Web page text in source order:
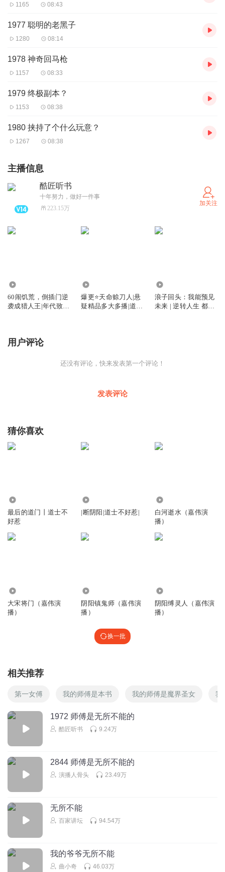
1165 08:43
1977 聪明的老黑子
1280 08:14
1978 神奇回马枪
1157 08:33
1979 终极副本？
1153 08:38
1980 挟持了个什么玩意？
1267 08:38
主播信息
酷匠听书
十年努力，做好一件事
223.15万
加关注
60闹饥荒，倒插门逆
袭成猎人王|年代致
爆更⭐天命赊刀人|悬
疑精品多大多播|道士
浪子回头：我能预见
未来 | 逆转人生 都市
用户评论
还没有评论，快来发表第一个评论！
发表评论
猜你喜欢
最后的道门丨道士不
好惹
|断阴阳|道士不好惹|
白河逝水（嘉伟演
播）
大宋将门（嘉伟演
播）
阴阳镇鬼师（嘉伟演
播）
阴阳缚灵人（嘉伟演
播）
换一批
相关推荐
第一女傅 我的师傅是本书 我的师傅是魔界圣女 我
1972 师傅是无所不能的
酷匠听书 9.24万
2844 师傅是无所不能的
演播人骨头 23.49万
无所不能
百家讲坛 94.54万
我的爷爷无所不能
曲小奇 46.03万